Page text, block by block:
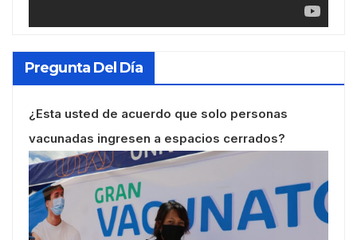
Pregunta Del Día
¿Esta usted de acuerdo que solo personas
vacunadas ingresen a espacios cerrados?